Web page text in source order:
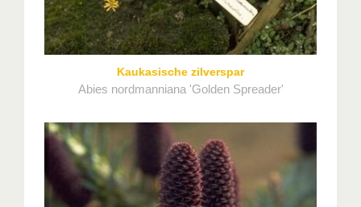
Kaukasische zilverspar
Abies nordmanniana 'Golden Spreader'